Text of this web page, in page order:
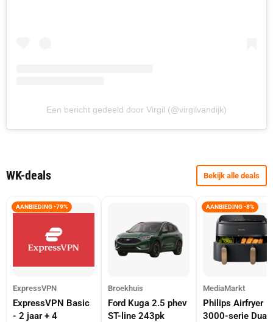
Een bericht gedeeld door Virgil (@virgilvandijk)
WK-deals Bekijk alle deals
AANBIEDING -79%
ExpressVPN
ExpressVPN Basic
- 2 jaar + 4
Broekhuis
Ford Kuga 2.5 phev
ST-line 243pk
AANBIEDING -8%
MediaMarkt
Philips Airfryer
3000-serie Dual